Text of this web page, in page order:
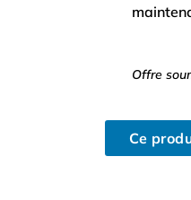
Offre
Ce